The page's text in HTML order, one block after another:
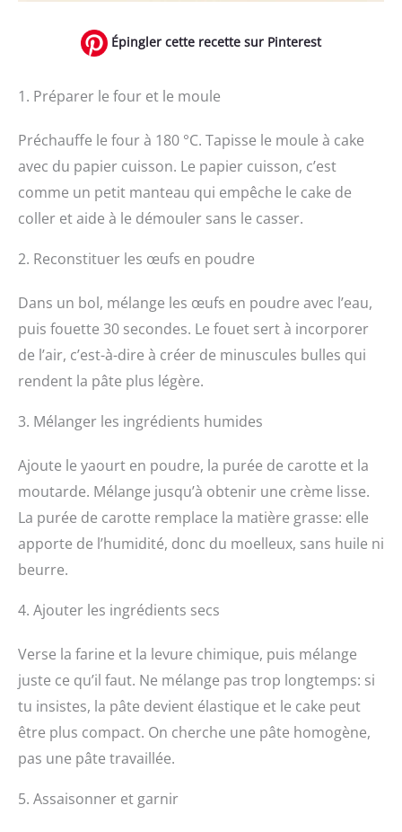
Épingler cette recette sur Pinterest
1. Préparer le four et le moule
Préchauffe le four à 180 °C. Tapisse le moule à cake
avec du papier cuisson. Le papier cuisson, c’est
comme un petit manteau qui empêche le cake de
coller et aide à le démouler sans le casser.
2. Reconstituer les œufs en poudre
Dans un bol, mélange les œufs en poudre avec l’eau,
puis fouette 30 secondes. Le fouet sert à incorporer
de l’air, c’est-à-dire à créer de minuscules bulles qui
rendent la pâte plus légère.
3. Mélanger les ingrédients humides
Ajoute le yaourt en poudre, la purée de carotte et la
moutarde. Mélange jusqu’à obtenir une crème lisse.
La purée de carotte remplace la matière grasse: elle
apporte de l’humidité, donc du moelleux, sans huile ni
beurre.
4. Ajouter les ingrédients secs
Verse la farine et la levure chimique, puis mélange
juste ce qu’il faut. Ne mélange pas trop longtemps: si
tu insistes, la pâte devient élastique et le cake peut
être plus compact. On cherche une pâte homogène,
pas une pâte travaillée.
5. Assaisonner et garnir